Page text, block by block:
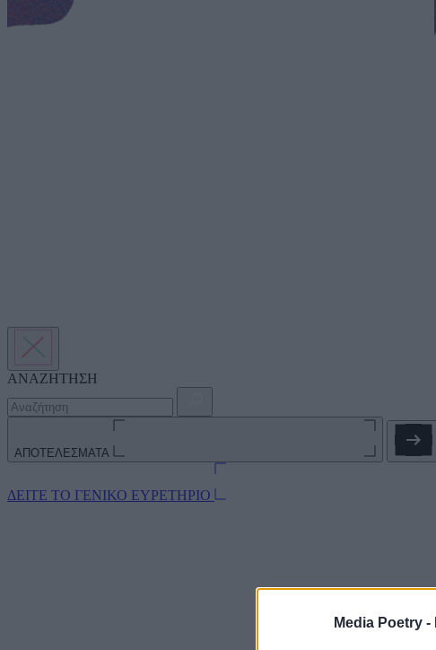
Media Poetry -
ΑΝΑΖΗΤΗΣΗ
ΑΠΟΤΕΛΕΣΜΑΤΑ
ΔΕΙΤΕ ΤΟ ΓΕΝΙΚΟ ΕΥΡΕΤΗΡΙΟ